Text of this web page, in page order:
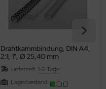
Drahtkammbindung, DIN A4,
2:1, 1", Ø 25,40 mm
Lieferzeit: 1-2 Tage
Lagerbestand: